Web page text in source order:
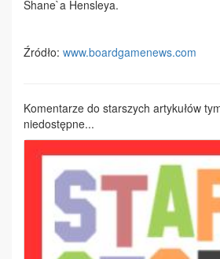
Shane`a Hensleya.
Źródło: www.boardgamenews.com
Komentarze do starszych artykułów
niedostępne...